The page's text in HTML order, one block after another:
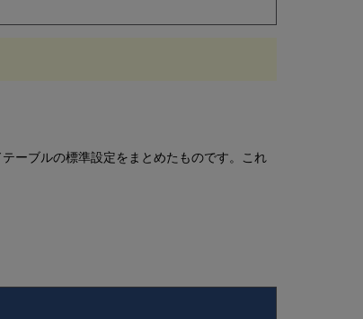
ーブルの標準設定をまとめたものです。これ